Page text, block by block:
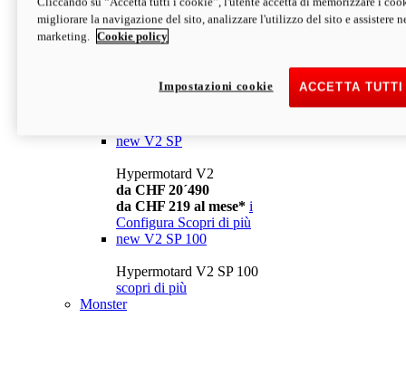
da CHF 13´990
Configura Scopri di più
newV2
da CHF 15´990
new V2 SP
Hypermotard V2
da CHF 20´490
da CHF 219 al mese* i
Configura Scopri di più
new V2 SP 100
Hypermotard V2 SP 100
scopri di più
Monster
migliorare la navigazione del sito, analizzare l'utilizzo del sito e assistere
marketing.
Cookie policy
ACCETTA
Impostazioni cookie